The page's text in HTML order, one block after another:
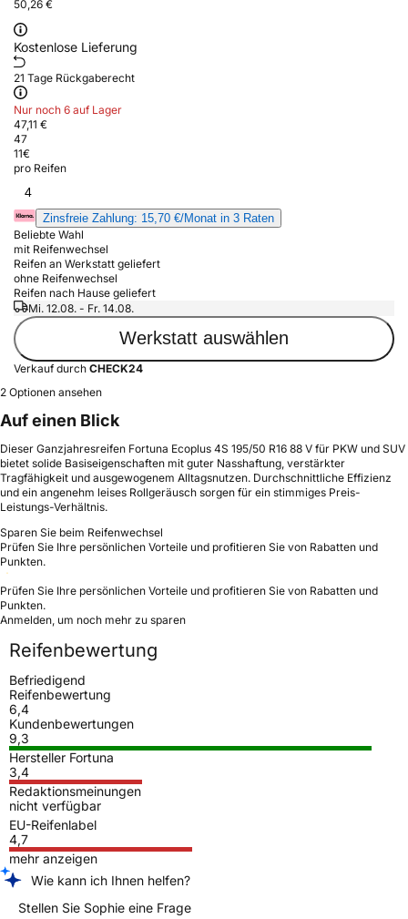
50,26 €
Kostenlose Lieferung
21 Tage Rückgaberecht
Nur noch 6 auf Lager
47,11 €
47
11€
pro Reifen
4
Zinsfreie Zahlung: 15,70 €/Monat in 3 Raten
Beliebte Wahl
mit Reifenwechsel
Reifen an Werkstatt geliefert
ohne Reifenwechsel
Reifen nach Hause geliefert
Mi. 12.08. - Fr. 14.08.
Werkstatt auswählen
Verkauf durch CHECK24
2 Optionen ansehen
Auf einen Blick
Dieser Ganzjahresreifen Fortuna Ecoplus 4S 195/50 R16 88 V für PKW und SUV
bietet solide Basiseigenschaften mit guter Nasshaftung, verstärkter
Tragfähigkeit und ausgewogenem Alltagsnutzen. Durchschnittliche Effizienz
und ein angenehm leises Rollgeräusch sorgen für ein stimmiges Preis-
Leistungs-Verhältnis.
Sparen Sie beim Reifenwechsel
Prüfen Sie Ihre persönlichen Vorteile und profitieren Sie von Rabatten und
Punkten.
Prüfen Sie Ihre persönlichen Vorteile und profitieren Sie von Rabatten und
Punkten.
Anmelden, um noch mehr zu sparen
Reifenbewertung
Befriedigend
Reifenbewertung
6,4
Kundenbewertungen
9,3
Hersteller Fortuna
3,4
Redaktionsmeinungen
nicht verfügbar
EU-Reifenlabel
4,7
mehr anzeigen
Wie kann ich Ihnen helfen?
Stellen Sie Sophie eine Frage